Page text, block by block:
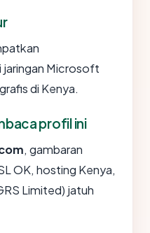
jaringan Microsoft
di Kenya.
profil ini
, gambaran
OK, hosting Kenya,
Limited) jatuh